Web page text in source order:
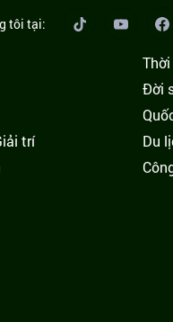
tôi tại:
Đời
trí
Du